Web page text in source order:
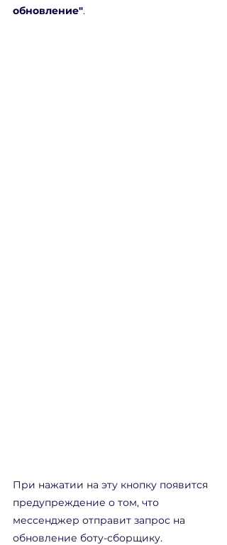
обновление".
При нажатии на эту кнопку появится
предупреждение о том, что
мессенджер отправит запрос на
обновление боту-сборщику.